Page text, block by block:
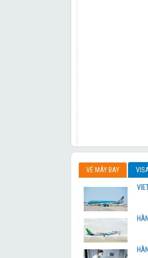
CUNG
TOKYO – NÚI
NƯỚC NGA VĨ
THƯỞNG
VÉ MÁY BAY